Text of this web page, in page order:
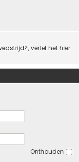
vertel het hier
Onthouden